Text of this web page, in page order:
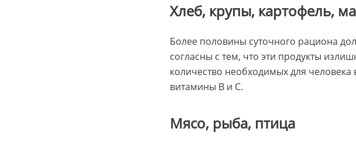
Хлеб, крупы, картофель,
Более половины суточного рациона
согласны с тем, что эти продукты
количество необходимых для
витамины В и С.
Мясо, рыба, птица